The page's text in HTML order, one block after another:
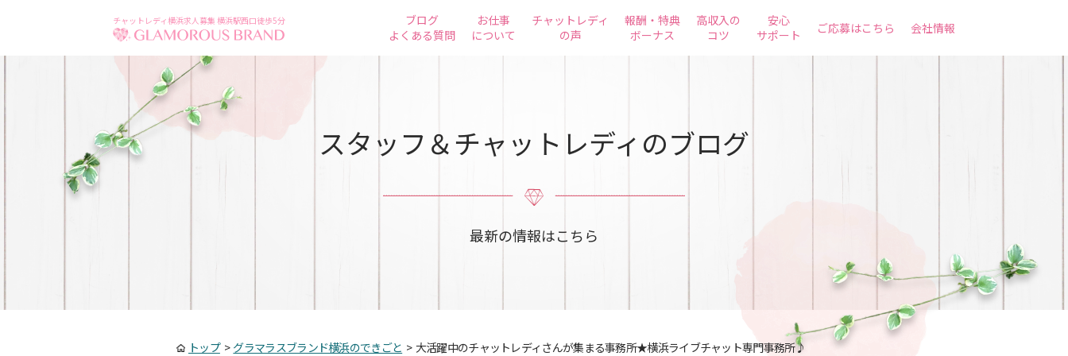
チャットレディ横浜求人募集 横浜駅西口徒歩5分
ブログ
よくある質問
お仕事
について
チャットレディ
の声
報酬・特典
ボーナス
高収入の
コツ
安心
サポート
ご応募はこちら 会社情報
スタッフ＆チャットレディのブログ
最新の情報はこちら
トップ> グラマラスブランド横浜のできごと > 大活躍中のチャットレディさんが集まる事務所★横浜ライブチャット専門事務所♪